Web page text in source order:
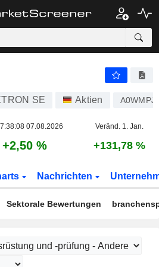
SE Aktien A0WMPJ
07.08.2026 Veränd. 1. Jan.
+2,50 % +131,78 %
Nachrichten
Sektorale Bewertungen